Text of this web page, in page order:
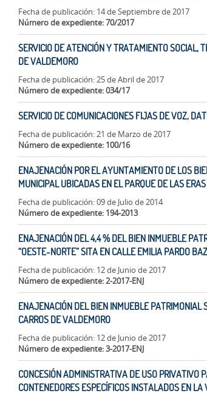
Fecha de publicación: 14 de Septiembre de 2017
Número de expediente: 70/2017
SERVICIO DE ATENCIÓN Y TRATAMIENTO SOCIAL,
DE VALDEMORO
Fecha de publicación: 25 de Abril de 2017
Número de expediente: 034/17
SERVICIO DE COMUNICACIONES FIJAS DE VOZ,
Fecha de publicación: 21 de Marzo de 2017
Número de expediente: 100/16
ENAJENACIÓN POR EL AYUNTAMIENTO DE LOS
MUNICIPAL UBICADAS EN EL PARQUE DE LAS ERAS
Fecha de publicación: 09 de Julio de 2014
Número de expediente: 194-2013
ENAJENACIÓN DEL 4,4 % DEL BIEN INMUEBLE
“OESTE-NORTE” SITA EN CALLE EMILIA PARDO
Fecha de publicación: 12 de Junio de 2017
Número de expediente: 2-2017-ENJ
ENAJENACIÓN DEL BIEN INMUEBLE PATRIMONIAL
CARROS DE VALDEMORO
Fecha de publicación: 12 de Junio de 2017
Número de expediente: 3-2017-ENJ
CONCESIÓN ADMINISTRATIVA DE USO PRIVATIVO
CONTENEDORES ESPECÍFICOS INSTALADOS EN